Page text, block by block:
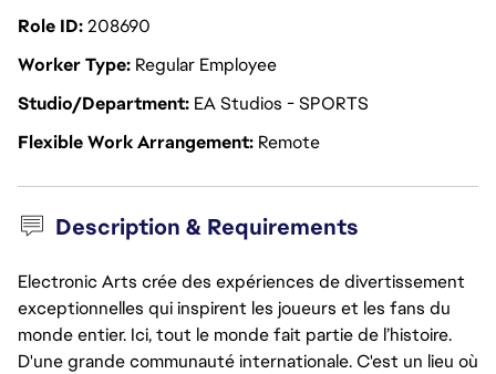
Role ID208690
Worker Type Regular Employee
Studio/Department EA Studios - SPORTS
Flexible Work Arrangement Remote
Description & Requirements
Electronic Arts crée des expériences de divertissement
exceptionnelles qui inspirent les joueurs et les fans du
monde entier. Ici, tout le monde fait partie de l’histoire.
D'une grande communauté internationale. C'est un lieu où